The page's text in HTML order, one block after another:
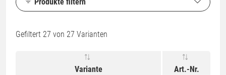
Gefiltert 27 von 27 Varianten
Variante
Art.-Nr.